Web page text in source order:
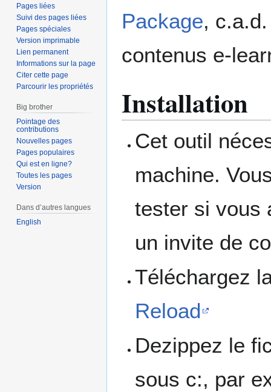
Package,
contenus e-
Installation
Cet outil
machine.
tester si vous
un invite de
Téléchargez
Reload
Dezippez le
sous c:, par
Pages liées
Suivi des pages liées
Pages spéciales
Version imprimable
Lien permanent
Informations sur la page
Citer cette page
Parcourir les propriétés
Big brother
Pointage des
contributions
Nouvelles pages
Pages populaires
Qui est en ligne?
Toutes les pages
Version
Dans d’autres langues
English